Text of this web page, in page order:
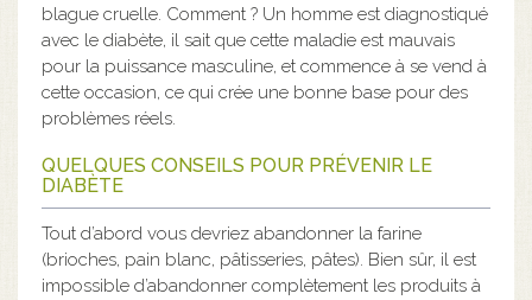
blague cruelle. Comment ? Un homme est diagnostiqué
avec le diabète, il sait que cette maladie est mauvais
pour la puissance masculine, et commence à se vend à
cette occasion, ce qui crée une bonne base pour des
problèmes réels.
QUELQUES CONSEILS POUR PRÉVENIR LE
DIABÈTE
Tout d’abord vous devriez abandonner la farine
(brioches, pain blanc, pâtisseries, pâtes). Bien sûr, il est
impossible d’abandonner complètement les produits à